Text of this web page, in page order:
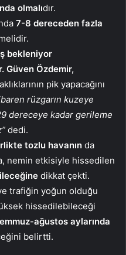
olmalıdır.
7-8 dereceden fazla
bekleniyor
Güven Özdemir,
pik yapacağını
rüzgarın kuzeye
dereceye kadar gerileme
dedi.
tozlu havanın da
nemin etkisiyle hissedilen
dikkat çekti.
trafiğin yoğun olduğu
hissedilebileceği
ağustos aylarında
belirtti.